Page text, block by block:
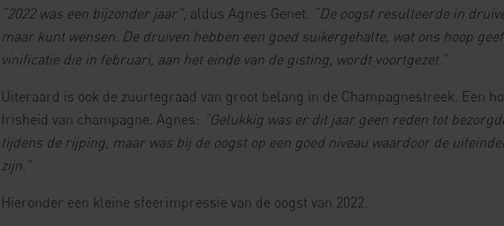
“2022 was een bijzonder jaar”, aldus Agnes Genet.
“De oogst resulteerde in
maar kunt wensen. De druiven hebben een goed suikergehalte, wat ons hoop
vinificatie die in februari, aan het einde van de gisting, wordt voortgezet.”
Uiteraard is ook de zuurtegraad van groot belang in de Champagnestreek. Een
frisheid van champagne. Agnes: “Gelukkig was er dit jaar geen reden tot
tijdens de rijping, maar was bij de oogst op een goed niveau waardoor de
zijn.”
Hieronder een kleine sfeerimpressie van de oogst van 2022.